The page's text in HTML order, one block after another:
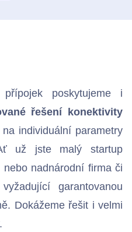
body
přípojek poskytujeme i
řešení konektivity
individuální parametry
už jste malý startup
nadnárodní firma či
garantovanou
Dokážeme řešit i velmi